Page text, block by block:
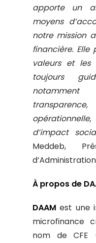
apporte un
moyens
notre mission
financière.
valeurs et les
toujours
d’impact
Meddeb,
À propos de
DAAMest une
microfinance
nom de CFE